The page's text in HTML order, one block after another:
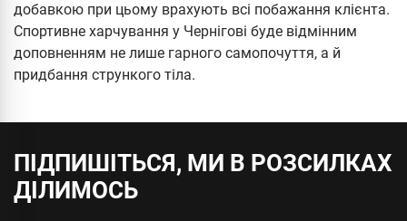
добавкою при цьому врахують всі побажання клієнта.
Спортивне харчування у Чернігові буде відмінним
доповненням не лише гарного самопочуття, а й
придбання стрункого тіла.
ПІДПИШІТЬСЯ, МИ В РОЗСИЛКАХ
ДІЛИМОСЬ